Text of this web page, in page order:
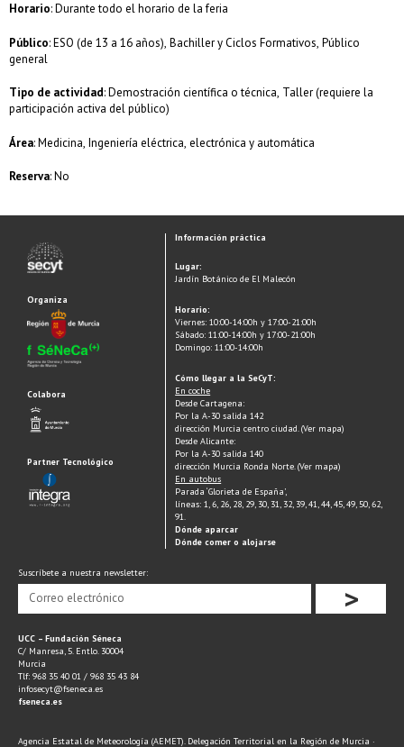
Horario: Durante todo el horario de la feria
Público: ESO (de 13 a 16 años), Bachiller y Ciclos Formativos, Público
general
Tipo de actividad: Demostración científica o técnica, Taller (requiere la
participación activa del público)
Área: Medicina, Ingeniería eléctrica, electrónica y automática
Reserva: No
Organiza
Colabora
Partner Tecnológico
Información práctica
Lugar:
Jardín Botánico de El Malecón
Horario:
Viernes: 10:00-14:00h y 17:00-21:00h
Sábado: 11:00-14:00h y 17:00-21:00h
Domingo: 11:00-14:00h
Cómo llegar a la SeCyT:
En coche
Desde Cartagena:
Por la A-30 salida 142
dirección Murcia centro ciudad. (Ver mapa)
Desde Alicante:
Por la A-30 salida 140
dirección Murcia Ronda Norte. (Ver mapa)
En autobus
Parada ‘Glorieta de España’,
líneas: 1, 6, 26, 28, 29, 30, 31, 32, 39, 41, 44, 45, 49, 50, 62,
91.
Dónde aparcar
Dónde comer o alojarse
Suscríbete a nuestra newsletter:
>
UCC – Fundación Séneca
C/ Manresa, 5. Entlo. 30004
Murcia
Tlf: 968 35 40 01 / 968 35 43 84
infosecyt@fseneca.es
fseneca.es
Agencia Estatal de Meteorología (AEMET). Delegación Territorial en la Región de Murcia ·